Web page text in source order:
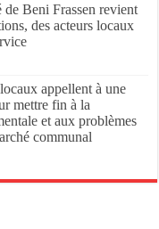
de Beni Frassen revient
des acteurs locaux
appellent à une
mettre fin à la
et aux problèmes
communal